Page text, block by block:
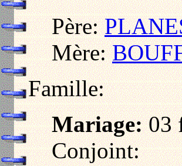
Père:
Mère:
Famille:
Mariage:03
Conjoint: